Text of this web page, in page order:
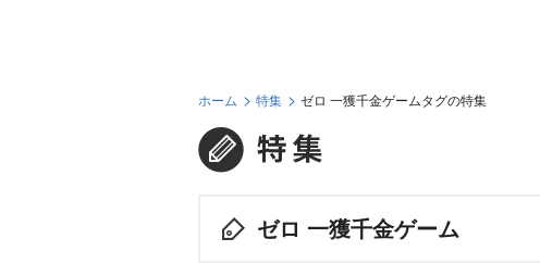
ホーム 特集 ゼロ 一獲千金ゲームタグの特集
ゼロ 一獲千金ゲーム